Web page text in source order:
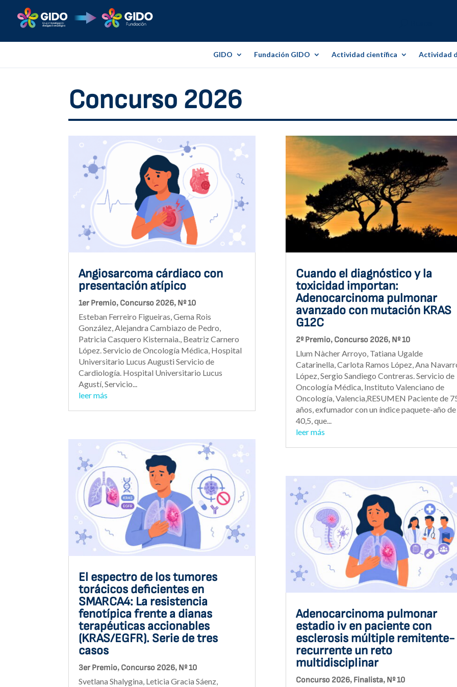
GIDO Fundación GIDO Actividad científica Actividad
Concurso 2026
Angiosarcoma cárdiaco con
presentación atípico
1er Premio, Concurso 2026, Nº 10
Esteban Ferreiro Figueiras, Gema Rois
González, Alejandra Cambiazo de Pedro,
Patricia Casquero Kisternaia., Beatriz Carnero
López. Servicio de Oncología Médica, Hospital
Universitario Lucus Augusti Servicio de
Cardiología. Hospital Universitario Lucus
Agustí, Servicio...
leer más
El espectro de los tumores
torácicos deficientes en
SMARCA4: La resistencia
fenotípica frente a dianas
terapéuticas accionables
(KRAS/EGFR). Serie de tres
casos
3er Premio, Concurso 2026, Nº 10
Svetlana Shalygina, Leticia Gracia Sáenz,
Cuando el diagnóstico y la
toxicidad importan:
Adenocarcinoma pulmonar
avanzado con mutación KRAS
G12C
2º Premio, Concurso 2026, Nº 10
Llum Nàcher Arroyo, Tatiana Ugalde
Catarinella, Carlota Ramos López, Ana
López, Sergio Sandiego Contreras. Servicio de
Oncología Médica, Instituto Valenciano de
Oncología, Valencia,RESUMEN Paciente de
años, exfumador con un índice paquete-año de
40,5, que...
leer más
Adenocarcinoma pulmonar
estadio iv en paciente con
esclerosis múltiple remitente-
recurrente un reto
multidisciplinar
Concurso 2026, Finalista, Nº 10